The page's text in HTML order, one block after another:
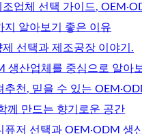
업체 선택 가이드,
지 알아보기 좋은 이유
선택과 제조공장 이야기.
생산업체를 중심으로 알아
추천, 믿을 수 있는
께 만드는 향기로운 공간
퓨저 선택과 OEM·ODM 생